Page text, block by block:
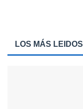
LOS MÁS LEIDOS